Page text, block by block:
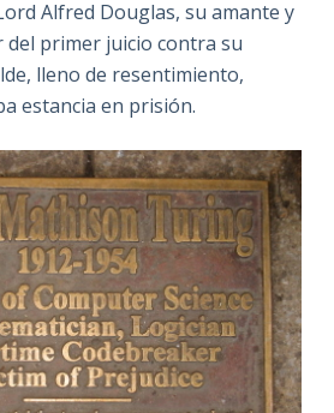
Alfred Douglas, su amante y
primer juicio contra su
lleno de resentimiento,
estancia en prisión.